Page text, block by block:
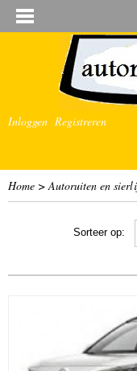
Inloggen Registreren
Home >Autoruiten en
Sorteer op: